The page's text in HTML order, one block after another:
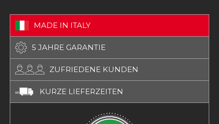
MADE IN ITALY
5 JAHRE GARANTIE
ZUFRIEDENE KUNDEN
KURZE LIEFERZEITEN